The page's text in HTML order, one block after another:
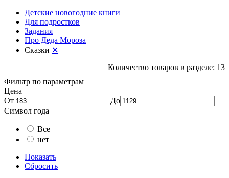
Детские новогодние книги
Для подростков
Задания
Про Деда Мороза
Сказки ✕
Количество товаров в разделе: 13
Фильтр по параметрам
Цена
От
До
Символ года
Все
нет
Показать
Сбросить